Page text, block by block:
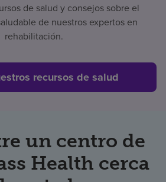
de salud y consejos sobre el
de nuestros expertos en
rehabilitación.
recursos de salud
un centro de
Health cerca